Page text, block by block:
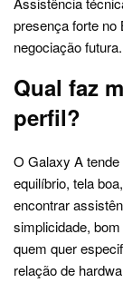
presença forte no
negociação futura.
Qual faz
perfil?
O Galaxy A
equilíbrio, tela
encontrar
simplicidade,
quem quer
relação de